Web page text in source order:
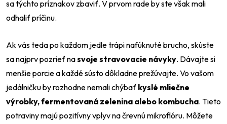
sa týchto príznakov zbaviť. V prvom rade by ste však mali
odhaliť príčinu.
Ak vás teda po každom jedle trápi nafúknuté brucho, skúste
sa najprv pozrieť nasvoje stravovacie návyky. Dávajte si
menšie porcie a každé sústo dôkladne prežúvajte. Vo vašom
jedálničku by rozhodne nemali chýbať kyslé mliečne
výrobky, fermentovaná zelenina alebo kombucha. Tieto
potraviny majú pozitívny vplyv na črevnú mikroflóru. Môžete